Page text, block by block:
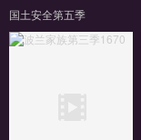
国土安全第五季